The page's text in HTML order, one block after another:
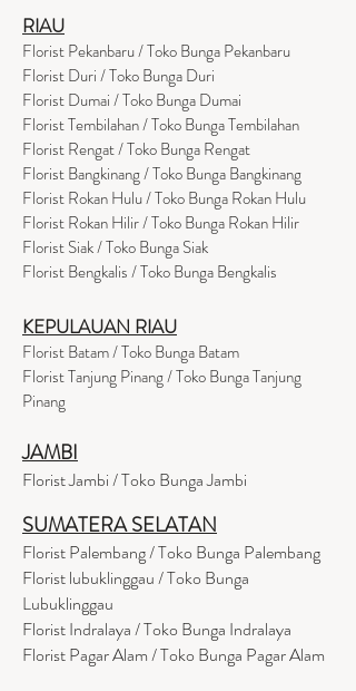
RIAU
Florist Pekanbaru / Toko Bunga Pekanbaru
Florist Duri / Toko Bunga Duri
Florist Dumai / Toko Bunga Dumai
Florist Tembilahan / Toko Bunga Tembilahan
Florist Rengat / Toko Bunga Rengat
Florist Bangkinang / Toko Bunga Bangkinang
Florist Rokan Hulu / Toko Bunga Rokan Hulu
Florist Rokan Hilir / Toko Bunga Rokan Hilir
Florist Siak / Toko Bunga Siak
Florist Bengkalis / Toko Bunga Bengkalis
KEPULAUAN RIAU
Florist Batam / Toko Bunga Batam
Florist Tanjung Pinang / Toko Bunga Tanjung
Pinang
JAMBI
Florist Jambi / Toko Bunga Jambi
SUMATERA SELATAN
Florist Palembang / Toko Bunga Palembang
Florist lubuklinggau / Toko Bunga
Lubuklinggau
Florist Indralaya / Toko Bunga Indralaya
Florist Pagar Alam / Toko Bunga Pagar Alam